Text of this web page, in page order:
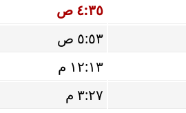
٤:٣٥ ص
٥:٥٣ ص
١٢:١٣ م
٣:٢٧ م